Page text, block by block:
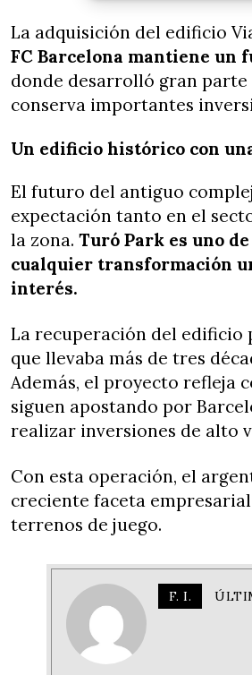
La adquisición del edificio
FC Barcelona mantiene un
donde desarrolló gran
conserva importantes
Un edificio histórico con
El futuro del antiguo
expectación tanto en el
la zona. Turó Park es uno
cualquier transformación
interés.
La recuperación del
que llevaba más de tres
Además, el proyecto refleja
siguen apostando por
realizar inversiones de alto
Con esta operación, el
creciente faceta
terrenos de juego.
F. I.